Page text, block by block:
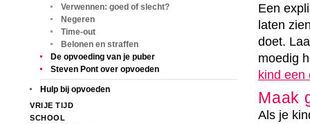
Verwennen: goed of slecht?
Negeren
Time-out
Belonen en straffen
De opvoeding van je puber
Steven Pont over opvoeden
Hulp bij opvoeden
VRIJE TIJD
SCHOOL
Een
laten
doet.
moedig
kind een
Maak
Als je